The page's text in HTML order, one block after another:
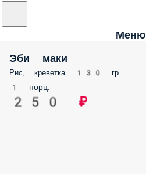
Меню
Эби маки
Рис, креветка 130 гр
1 порц.
250 ₽